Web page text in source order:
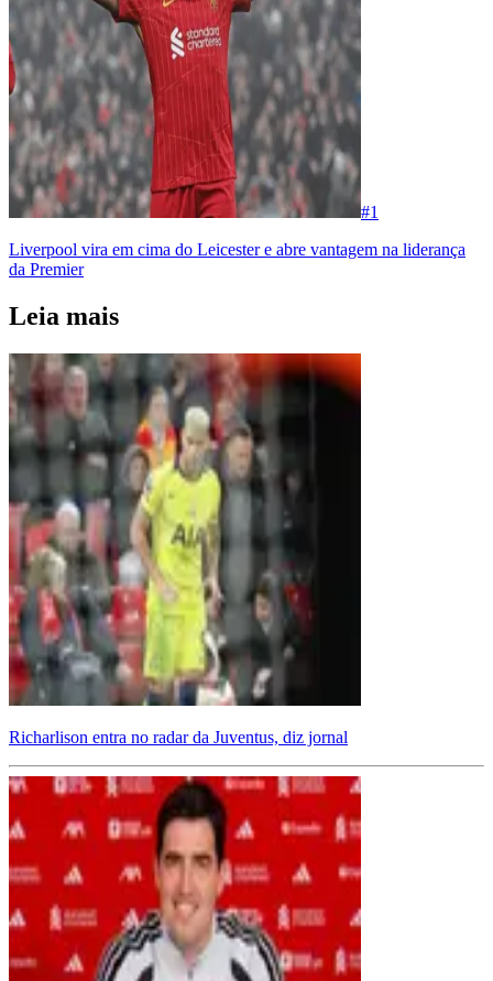
#1
Liverpool vira em cima do Leicester e abre vantagem na liderança
da Premier
Leia mais
Richarlison entra no radar da Juventus, diz jornal